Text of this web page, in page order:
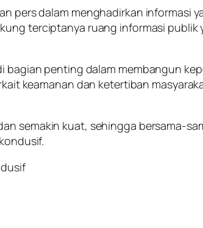
pers dalam menghadirkan informasi
terciptanya ruang informasi publik
bagian penting dalam membangun
keamanan dan ketertiban
semakin kuat, sehingga bersama-